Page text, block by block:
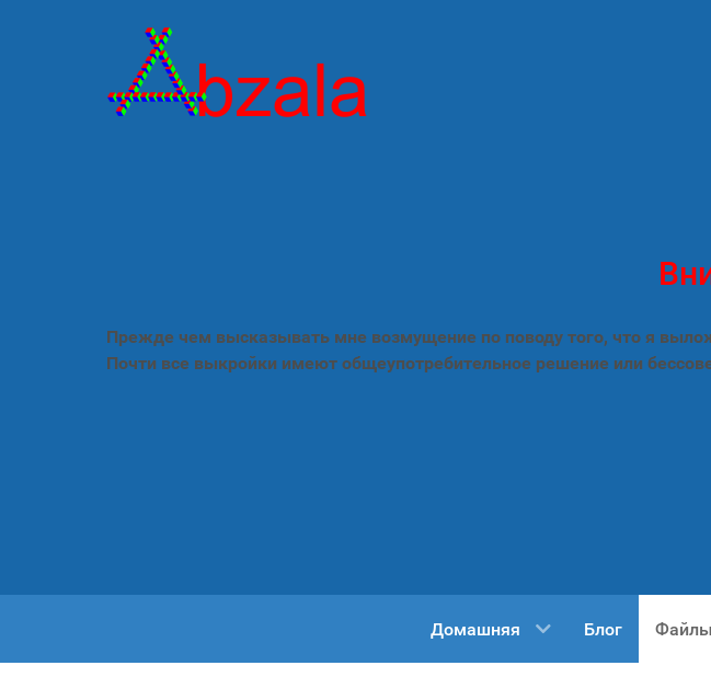
Прежде чем высказывать мне возмущение по поводу того, что я
Почти все выкройки имеют общеупотребительное решение или
Домашняя Блог Файлы